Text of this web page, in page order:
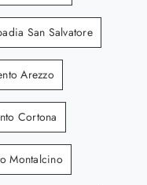
San Salvatore
Arezzo
Cortona
Montalcino